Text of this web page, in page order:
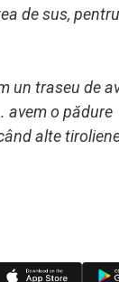
de sus,
un traseu de
avem o pădure
alte